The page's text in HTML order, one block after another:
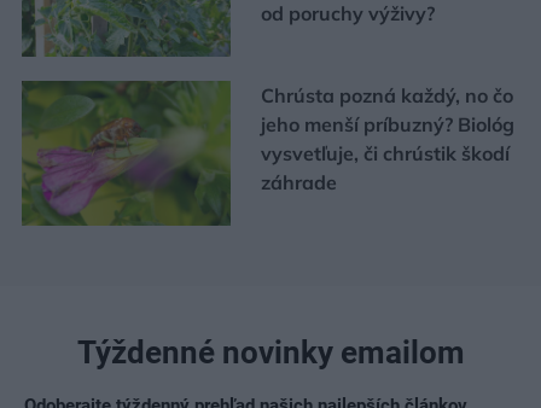
od poruchy výživy?
Chrústa pozná každý, no čo
jeho menší príbuzný? Biológ
vysvetľuje, či chrústik škodí
záhrade
Týždenné novinky emailom